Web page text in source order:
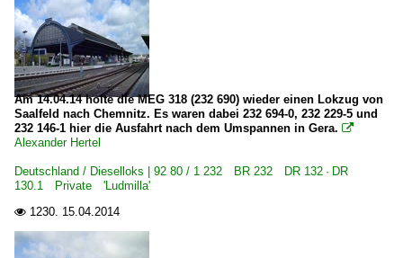
Am 14.04.14 holte die MEG 318 (232 690) wieder einen Lokzug von
Saalfeld nach Chemnitz. Es waren dabei 232 694-0, 232 229-5 und
232 146-1 hier die Ausfahrt nach dem Umspannen in Gera. 
Alexander Hertel
Deutschland / Dieselloks | 92 80 / 1 232 BR 232 DR 132 · DR
130.1 Private 'Ludmilla'
 1230. 15.04.2014